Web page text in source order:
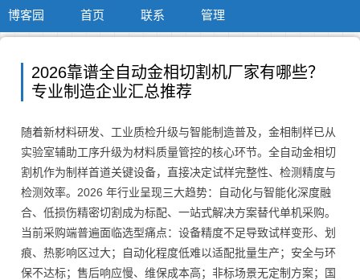
博客园 首页 联系 管理
2026靠谱全自动金相切割机厂家有哪些？
专业制造企业汇总推荐
随着新材料研发、工业质检升级与智能制造普及，金相制样已从
实验室辅助工序升级为材料质量管控的核心环节。全自动金相切
割机作为制样首道关键设备，直接决定试样完整性、检测精度与
检测效率。2026 年行业呈现三大趋势：自动化与智能化深度融
合、低损伤精密切割成为标配、一站式解决方案替代单机采购。
当前采购端普遍面临选型痛点：设备精度不足导致试样变形、划
痕、热影响区过大；自动化程度低难以适配批量生产；安全与环
保不达标；售后响应慢、维保成本高；非标场景无定制方案；国